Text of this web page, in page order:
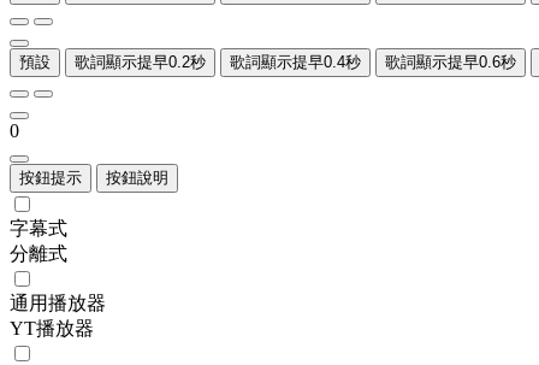
預設 歌詞顯示提早0.2秒 歌詞顯示提早0.4秒 歌詞顯示提早0.6秒
0
按鈕提示 按鈕說明
字幕式
分離式
通用播放器
YT播放器